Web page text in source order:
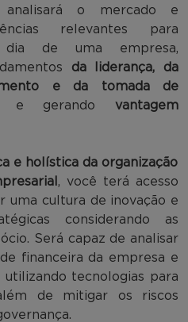
analisará o mercado e
relevantes para
de uma empresa,
da liderança, da
e da tomada de
e gerando vantagem
e holística da organização
, você terá acesso
uma cultura de inovação e
considerando as
Será capaz de analisar
financeira da empresa e
tecnologias para
de mitigar os riscos